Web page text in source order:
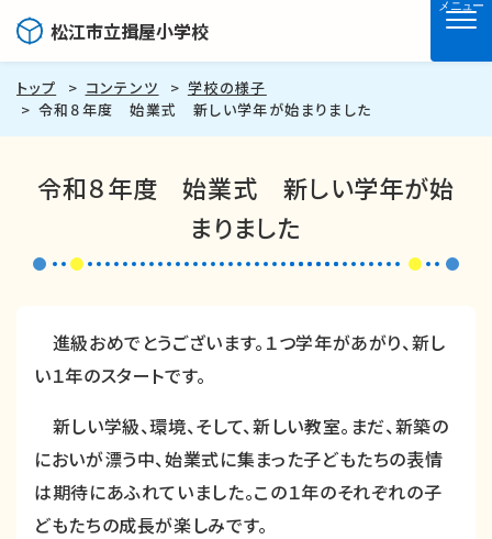
松江市立揖屋小学校
メニュー
トップ コンテンツ
学校の様子
令和８年度 始業式 新しい学年が始まりました
令和８年度 始業式 新しい学年が始
まりました
進級おめでとうございます。１つ学年があがり、新し
い１年のスタートです。
新しい学級、環境、そして、新しい教室。まだ、新築の
においが漂う中、始業式に集まった子どもたちの表情
は期待にあふれていました。この１年のそれぞれの子
どもたちの成長が楽しみです。